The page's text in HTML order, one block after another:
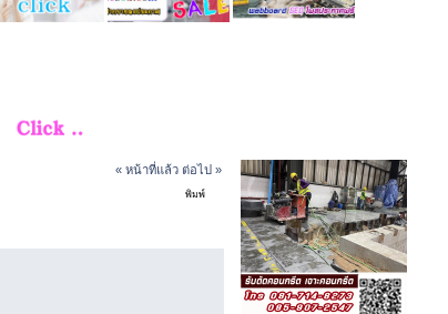
« หน้าที่แล้ว ต่อไป »
พิมพ์